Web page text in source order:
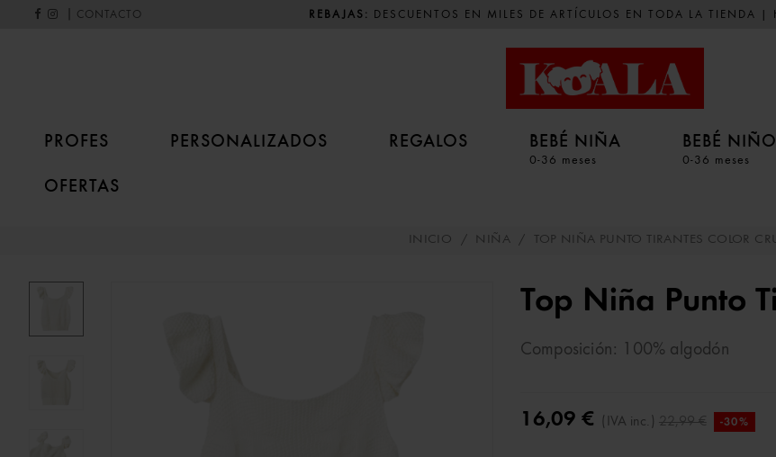
CONTACTO REBAJAS: DESCUENTOS EN MILES DE ARTÍCULOS EN TODA LA TIENDA |
PROFES PERSONALIZADOS REGALOS BEBÉ NIÑA
0-36 meses
BEBÉ NIÑO
0-36 meses
OFERTAS
INICIO / NIÑA / TOP NIÑA PUNTO TIRANTES COLOR
Top Niña Punto
Composición: 100% algodón
16,09 € (IVA inc.) 22,99 € -30%